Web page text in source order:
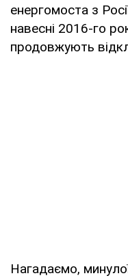
енергомоста з
навесні 2016-го
продовжують
Нагадаємо,